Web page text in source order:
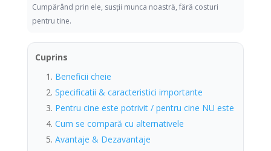
Cumpărând prin ele, susții munca noastră, fără costuri
pentru tine.
Cuprins
Beneficii cheie
Specificatii & caracteristici importante
Pentru cine este potrivit / pentru cine NU este
Cum se compară cu alternativele
Avantaje & Dezavantaje